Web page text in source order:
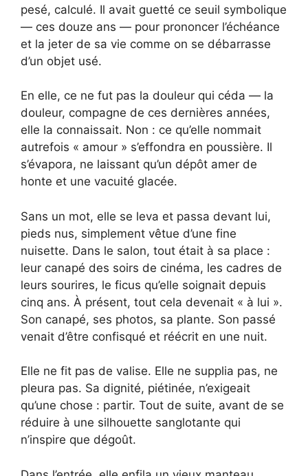
pesé, calculé. Il avait guetté ce seuil symbolique
— ces douze ans — pour prononcer l’échéance
et la jeter de sa vie comme on se débarrasse
d’un objet usé.
En elle, ce ne fut pas la douleur qui céda — la
douleur, compagne de ces dernières années,
elle la connaissait. Non : ce qu’elle nommait
autrefois « amour » s’effondra en poussière. Il
s’évapora, ne laissant qu’un dépôt amer de
honte et une vacuité glacée.
Sans un mot, elle se leva et passa devant lui,
pieds nus, simplement vêtue d’une fine
nuisette. Dans le salon, tout était à sa place :
leur canapé des soirs de cinéma, les cadres de
leurs sourires, le ficus qu’elle soignait depuis
cinq ans. À présent, tout cela devenait « à lui ».
Son canapé, ses photos, sa plante. Son passé
venait d’être confisqué et réécrit en une nuit.
Elle ne fit pas de valise. Elle ne supplia pas, ne
pleura pas. Sa dignité, piétinée, n’exigeait
qu’une chose : partir. Tout de suite, avant de se
réduire à une silhouette sanglotante qui
n’inspire que dégoût.